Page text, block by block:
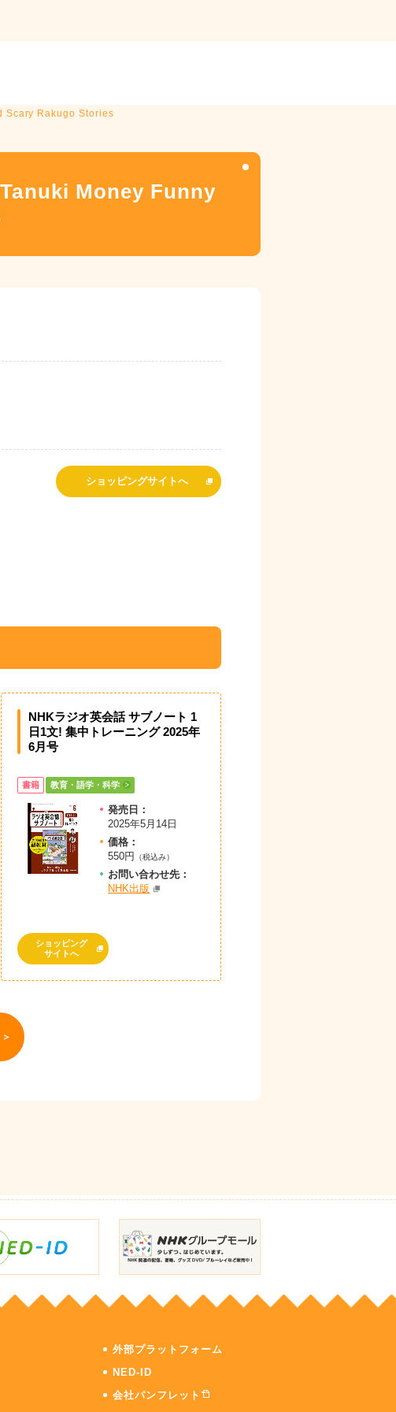
Scary Rakugo Stories
Money Funny
ショッピングサイトへ
NHKラジオ英会話 サブノート 1
日1文! 集中トレーニング 2025年
6月号
書籍 教育・語学・科学
発売日：
2025年5月14日
価格：
550円
（税込み）
お問い合わせ先：
NHK出版
ショッピング
サイトへ
外部プラットフォーム
NED-ID
会社パンフレット